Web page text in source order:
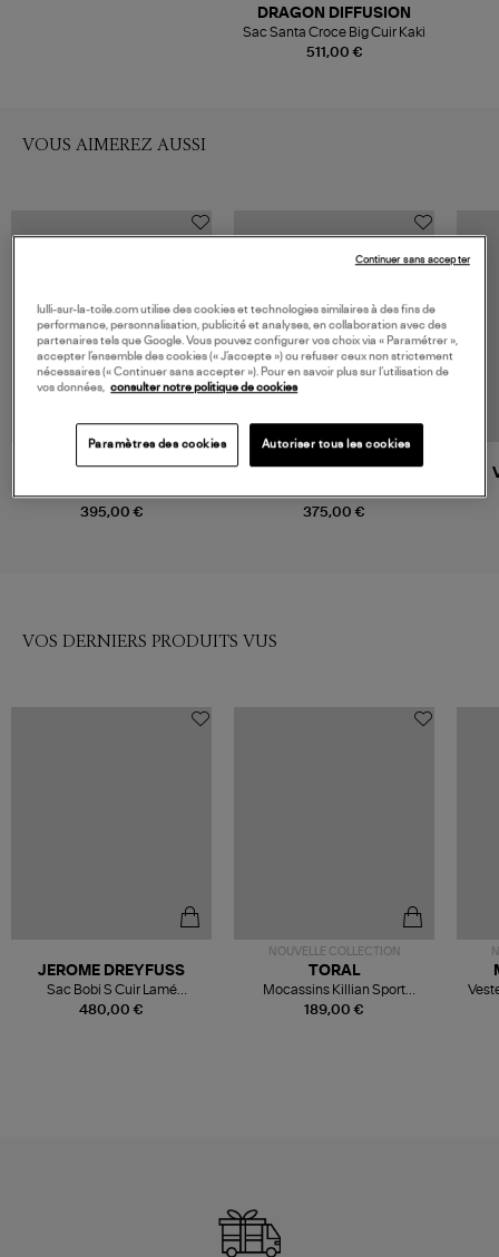
511,00 €
DRAGON DIFFUSION
Sac Santa Croce Big Cuir Kaki
VOUS AIMEREZ AUSSI
395,00 €
Veste Marc Gris Chine
375,00 €
Veste Tilia Noir
VOS DERNIERS PRODUITS VUS
480,00 €
JEROME DREYFUSS
Sac Bobi S Cuir Lamé
Champagne
NOUVELLE COLLECTION
189,00 €
TORAL
Mocassins Killian Sport
Mousse
lulli-sur-la-toile.com utilise des cookies et technologies similaires à des fins de
performance, personnalisation, publicité et analyses, en collaboration avec des
partenaires tels que Google. Vous pouvez configurer vos choix via « Paramétrer »,
accepter l’ensemble des cookies (« J’accepte ») ou refuser ceux non strictement
nécessaires (« Continuer sans accepter »). Pour en savoir plus sur l’utilisation de
vos données,
consulter notre politique de cookies
Paramètres des cookies Autoriser tous les cookies
Continuer sans accepter